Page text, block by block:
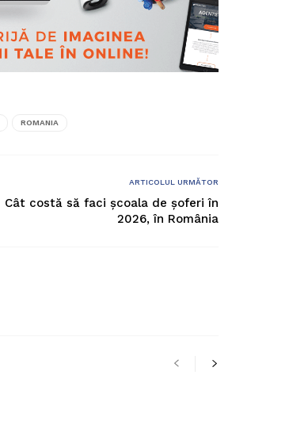
ROMANIA
ARTICOLUL URMĂTOR
Cât costă să faci școala de șoferi în
2026, în România